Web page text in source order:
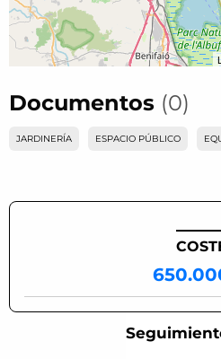
Documentos (0)
JARDINERÍA ESPACIO PÚBLICO